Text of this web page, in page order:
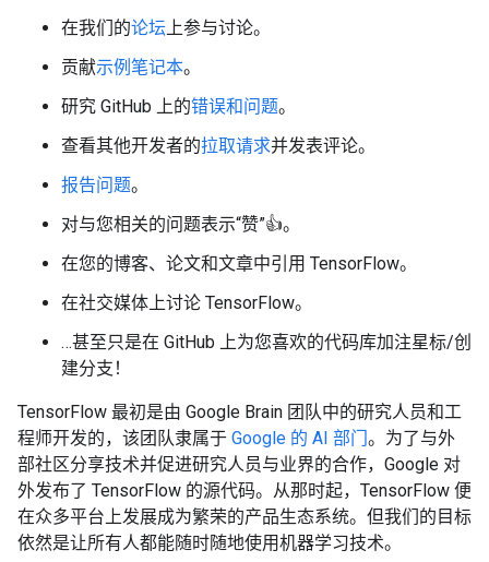
在我们的论坛上参与讨论。
贡献示例笔记本。
研究 GitHub 上的错误和问题。
查看其他开发者的拉取请求并发表评论。
报告问题。
对与您相关的问题表示“赞”👍。
在您的博客、论文和文章中引用 TensorFlow。
在社交媒体上讨论 TensorFlow。
…甚至只是在 GitHub 上为您喜欢的代码库加注星标/创
建分支！
TensorFlow 最初是由 Google Brain 团队中的研究人员和工
程师开发的，该团队隶属于 Google 的 AI 部门。为了与外
部社区分享技术并促进研究人员与业界的合作，Google 对
外发布了 TensorFlow 的源代码。从那时起，TensorFlow 便
在众多平台上发展成为繁荣的产品生态系统。但我们的目标
依然是让所有人都能随时随地使用机器学习技术。